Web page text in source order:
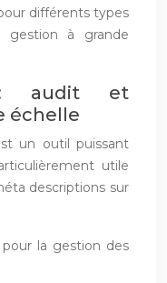
différents types
gestion à grande
: audit et
échelle
un outil puissant
utile
descriptions sur
la gestion des